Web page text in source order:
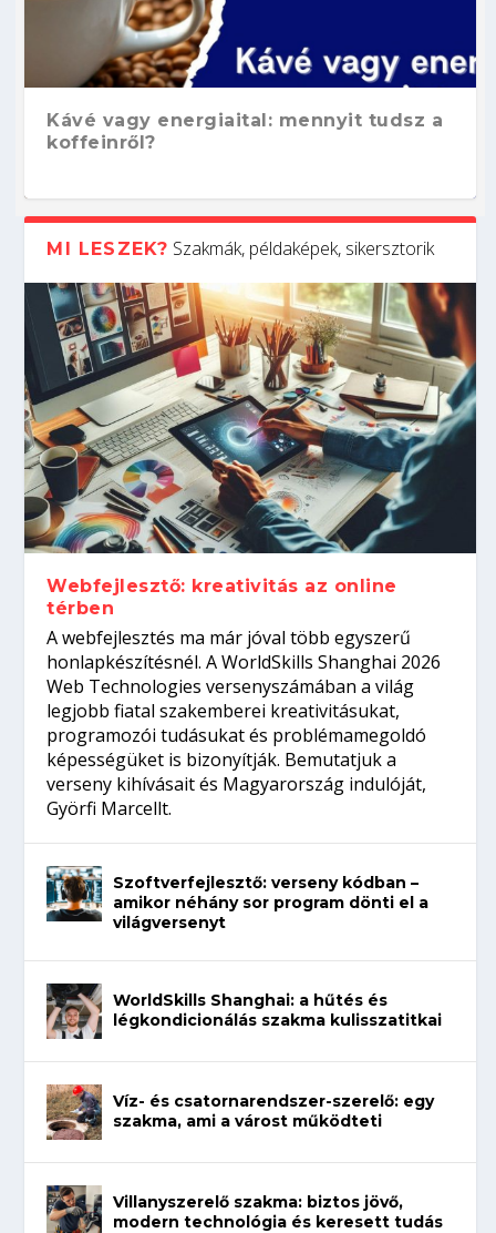
Kávé vagy energiaital: mennyit tudsz a
koffeinről?
Hogyan készíts ATS-barát önéletrajzot?
Így növelheted az esélyedet az
állásinterjúra...
Kitalálod, mire használják ezeket a
gépeket?
Nem sikerült az egyetemi felvételi?
Tanulj szakmát!
Szoftverfejlesztő: verseny kódban –
amikor néhány sor program dönti el a
világversenyt...
MI LESZEK? Szakmák, példaképek, sikersztorik
Webfejlesztő: kreativitás az online
térben
A webfejlesztés ma már jóval több egyszerű
honlapkészítésnél. A WorldSkills Shanghai 2026
Web Technologies versenyszámában a világ
legjobb fiatal szakemberei kreativitásukat,
programozói tudásukat és problémamegoldó
képességüket is bizonyítják. Bemutatjuk a
verseny kihívásait és Magyarország indulóját,
Györfi Marcellt.
Szoftverfejlesztő: verseny kódban –
amikor néhány sor program dönti el a
világversenyt
WorldSkills Shanghai: a hűtés és
légkondicionálás szakma kulisszatitkai
Víz- és csatornarendszer-szerelő: egy
szakma, ami a várost működteti
Villanyszerelő szakma: biztos jövő,
modern technológia és keresett tudás